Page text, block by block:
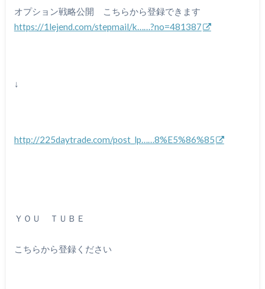
オプション戦略公開 こちらから登録できます
https://1lejend.com/stepmail/k……?no=481387
↓
http://225daytrade.com/post_lp……8%E5%86%85
ＹＯＵ ＴＵＢＥ
こちらから登録ください